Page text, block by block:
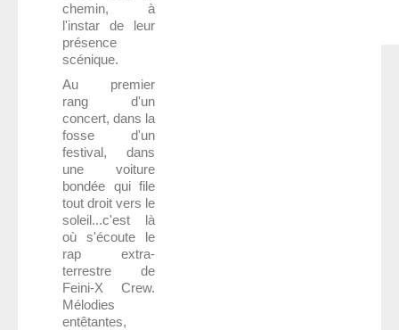
chemin, à
l'instar de leur
présence
scénique.
Au premier
rang d'un
concert, dans la
fosse d'un
festival, dans
une voiture
bondée qui file
tout droit vers le
soleil...c'est là
où s'écoute le
rap extra-
terrestre de
Feini-X Crew.
Mélodies
entêtantes,